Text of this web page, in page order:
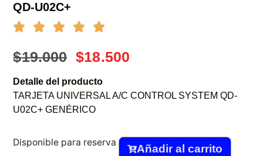
QD-U02C+
$19.000 $18.500
Detalle del producto
TARJETA UNIVERSAL A/C CONTROL SYSTEM QD-
U02C+ GENÉRICO
Disponible para reserva
Añadir al carrito